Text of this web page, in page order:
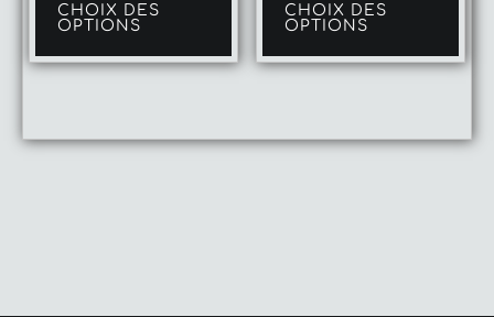
CHOIX DES
OPTIONS
plusieurs
variations.
Les
choisies
CHOIX DES
OPTIONS
Les
être